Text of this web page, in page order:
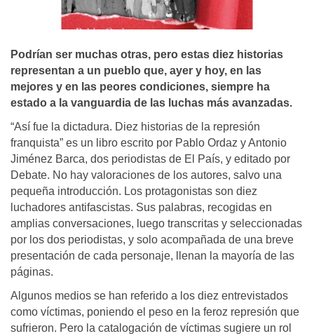
Podrían ser muchas otras, pero estas diez historias
representan a un pueblo que, ayer y hoy, en las
mejores y en las peores condiciones, siempre ha
estado a la vanguardia de las luchas más avanzadas.
“Así fue la dictadura. Diez historias de la represión
franquista” es un libro escrito por Pablo Ordaz y Antonio
Jiménez Barca, dos periodistas de El País, y editado por
Debate. No hay valoraciones de los autores, salvo una
pequeña introducción. Los protagonistas son diez
luchadores antifascistas. Sus palabras, recogidas en
amplias conversaciones, luego transcritas y seleccionadas
por los dos periodistas, y solo acompañada de una breve
presentación de cada personaje, llenan la mayoría de las
páginas.
Algunos medios se han referido a los diez entrevistados
como víctimas, poniendo el peso en la feroz represión que
sufrieron. Pero la catalogación de víctimas sugiere un rol